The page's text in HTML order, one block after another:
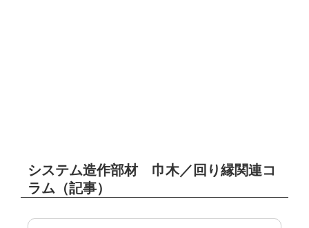
システム造作部材 巾木／回り縁関連コ
ラム（記事）